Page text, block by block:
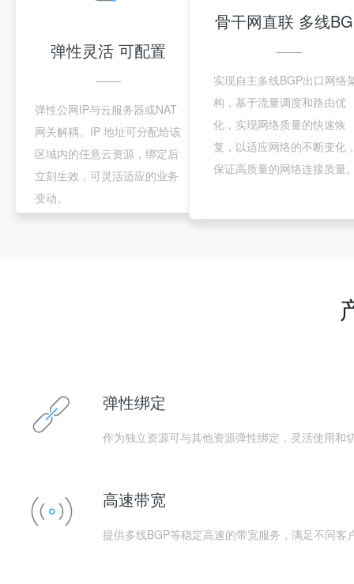
弹性灵活 可配置
弹性公网IP与云服务器或NAT
网关解耦。IP 地址可分配给该
区域内的任意云资源，绑定后
立刻生效，可灵活适应的业务
变动。
骨干网直联 多线
实现自主多线BGP出口网络
构，基于流量调度和路由优
化，实现网络质量的快速恢
复，以适应网络的不断变化
保证高质量的网络连接质量
弹性绑定
作为独立资源可与其他资源弹性绑定，灵活使用和
高速带宽
提供多线BGP等稳定高速的带宽服务，满足不同客